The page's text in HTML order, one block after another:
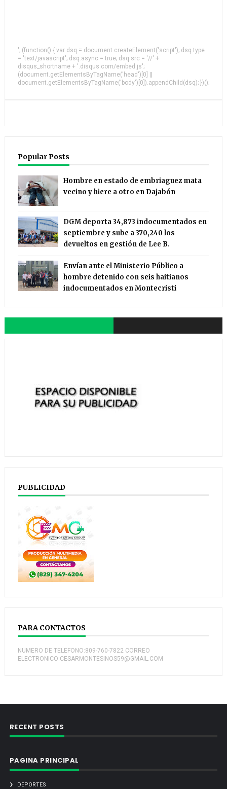
'; (function() { var dsq = document.createElement('script'); dsq.type
= 'text/javascript'; dsq.async = true; dsq.src = '//' +
disqus_shortname + '.disqus.com/embed.js';
(document.getElementsByTagName('head')[0] ||
document.getElementsByTagName('body')[0]).appendChild(dsq); })();
Popular Posts
Hombre en estado de embriaguez mata
vecino y hiere a otro en Dajabón
DGM deporta 34,873 indocumentados en
septiembre y sube a 370,240 los
devueltos en gestión de Lee B.
Envían ante el Ministerio Público a
hombre detenido con seis haitianos
indocumentados en Montecristi
PUBLICIDAD
PARA CONTACTOS
NUMERO DE TELEFONO:809-760-7822 CORREO
ELECTRONICO:CESARMONTESINOS59@GMAIL.COM
RECENT POSTS
PAGINA PRINCIPAL
DEPORTES